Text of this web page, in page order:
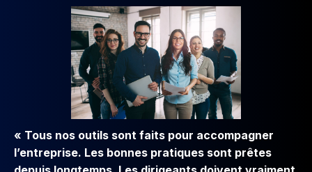
« Tous nos outils sont faits pour accompagner
l’entreprise. Les bonnes pratiques sont prêtes